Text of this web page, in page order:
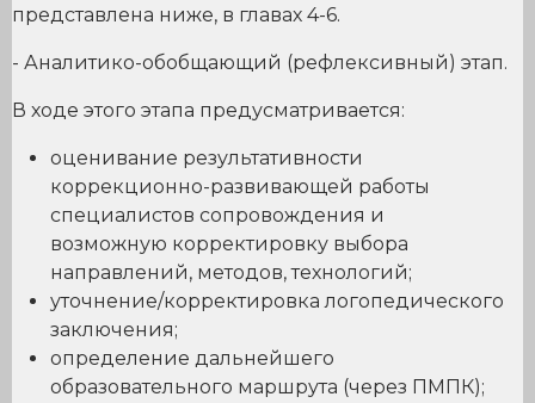
представлена ниже, в главах 4-6.
- Аналитико-обобщающий (рефлексивный) этап.
В ходе этого этапа предусматривается:
оценивание результативности
коррекционно-развивающей работы
специалистов сопровождения и
возможную корректировку выбора
направлений, методов, технологий;
уточнение/корректировка логопедического
заключения;
определение дальнейшего
образовательного маршрута (через ПМПК);